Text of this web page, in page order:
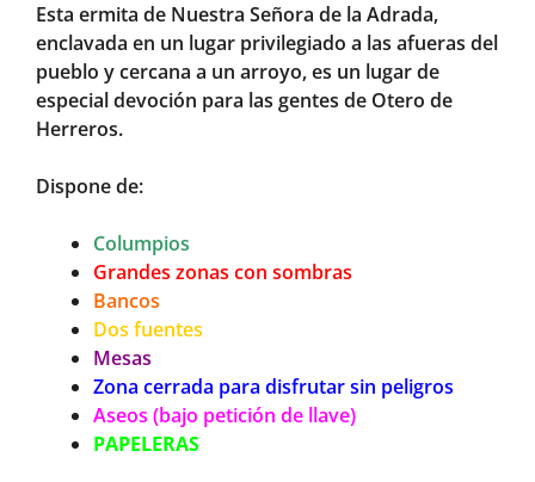
Esta ermita de Nuestra Señora de la Adrada,
enclavada en un lugar privilegiado a las afueras del
pueblo y cercana a un arroyo, es un lugar de
especial devoción para las gentes de Otero de
Herreros.
Dispone de:
Columpios
Grandes zonas con sombras
Bancos
Dos fuentes
Mesas
Zona cerrada para disfrutar sin peligros
Aseos (bajo petición de llave)
PAPELERAS